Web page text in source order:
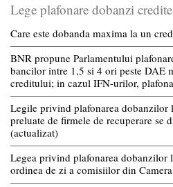
Lege plafonare dobanzi credite
Care este dobanda maxima la un
BNR propune Parlamentului
bancilor intre 1,5 si 4 ori peste DAE
creditului; in cazul IFN-urilor,
Legile privind plafonarea dobanzilor
preluate de firmele de recuperare se
(actualizat)
Legea privind plafonarea dobanzilor
ordinea de zi a comisiilor din